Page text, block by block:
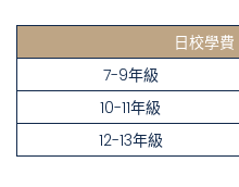
日校學費
7-9年級
10-11年級
12-13年級